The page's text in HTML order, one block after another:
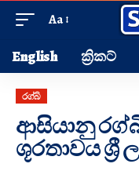
Aa
English ක්‍රිකට්
රග්බි
ආසියානු
ශූරතාවය ශ්‍රී